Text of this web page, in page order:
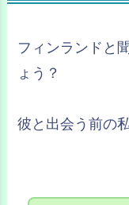
フィンランドと
ょう？
彼と出会う前の